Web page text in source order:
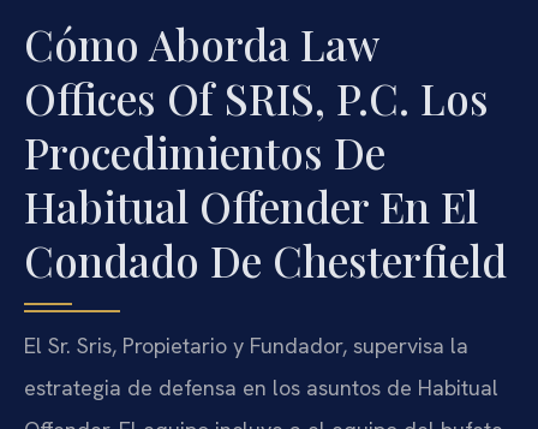
Cómo Aborda Law
Offices Of SRIS, P.C. Los
Procedimientos De
Habitual Offender En El
Condado De Chesterfield
El Sr. Sris, Propietario y Fundador, supervisa la
estrategia de defensa en los asuntos de Habitual